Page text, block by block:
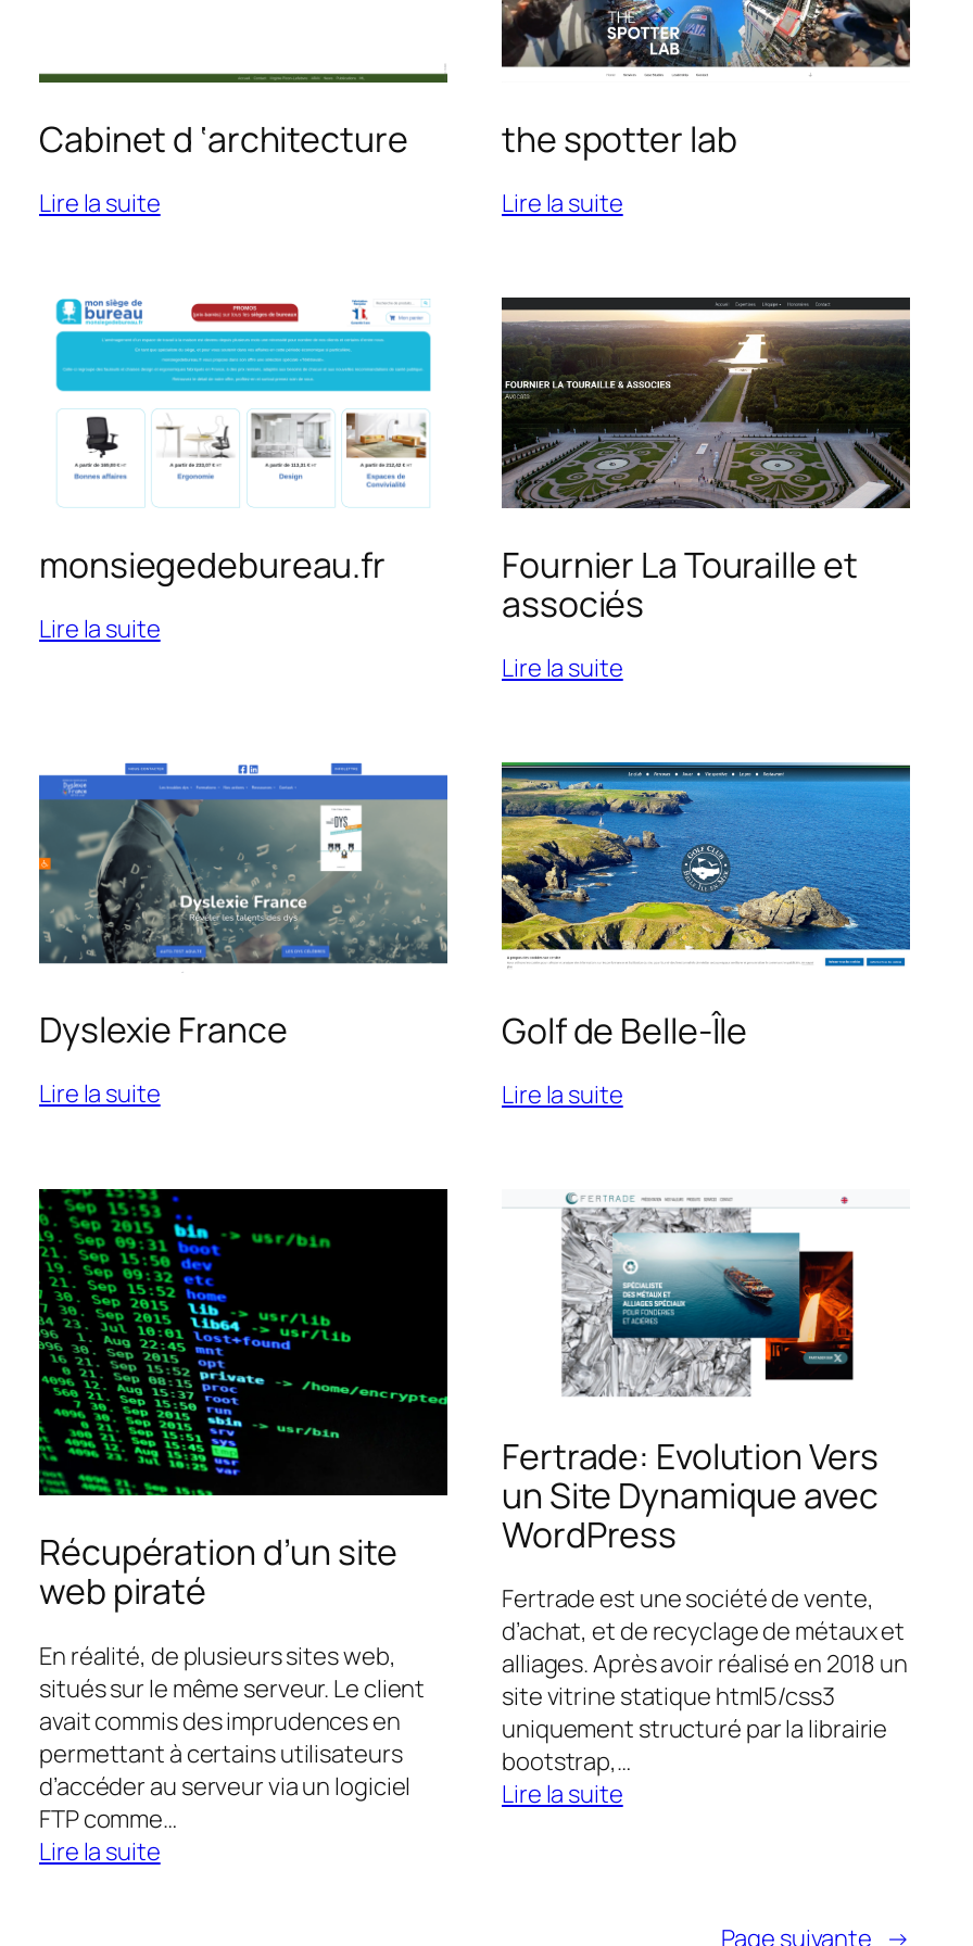
Cabinet d ‘architecture
Lire la suite:
‘architecture
the spotter lab
Lire la suite:
lab
monsiegedebureau.fr
Lire la suite:
Fournier La Touraille et
associés
Lire la suite:
Touraille
et
associés
Dyslexie France
Lire la suite:
Golf de Belle-Île
Lire la suite:
Belle-
Île
Récupération d’un site
web piraté
En réalité, de plusieurs sites web,
situés sur le même serveur. Le client
avait commis des imprudences en
permettant à certains utilisateurs
d’accéder au serveur via un logiciel
FTP comme…
Lire la suite:
Fertrade: Evolution Vers
un Site Dynamique avec
WordPress
Fertrade est une société de vente,
d’achat, et de recyclage de métaux et
alliages. Après avoir réalisé en 2018 un
site vitrine statique html5/css3
uniquement structuré par la librairie
bootstrap,…
Lire la suite:
Page suivante →